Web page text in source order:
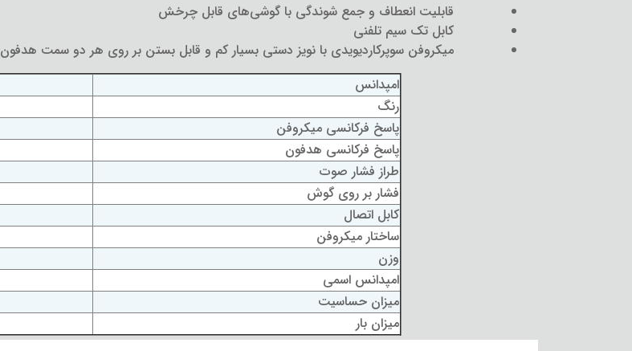
قابلیت انعطاف و جمع شوندگی با گوشی‌های قابل چرخش
کابل تک سیم تلفنی
میکروفن سوپرکاردیویدی با نویز دستی بسیار کم و قابل بستن بر روی هر دو سمت هدفون
امپدانس
رنگ
پاسخ فرکانسی میکروفن
پاسخ فرکانسی هدفون
طراز فشار صوت
فشار بر روی گوش
کابل اتصال
ساختار میکروفن
وزن
امپدانس اسمی
میزان حساسیت
میزان بار